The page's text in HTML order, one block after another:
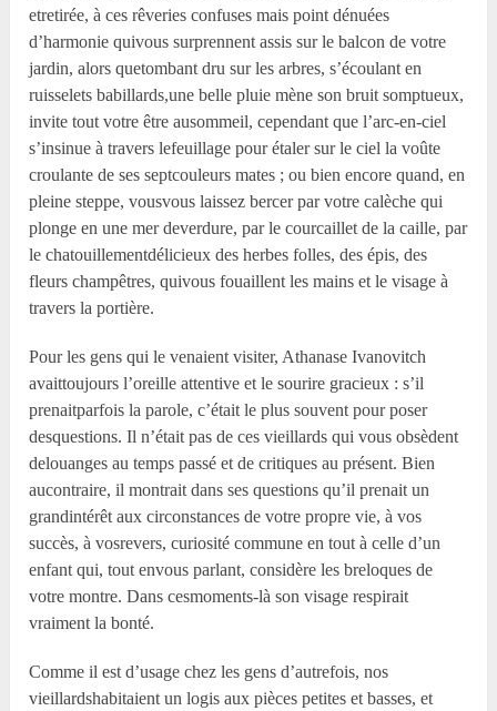
etretirée, à ces rêveries confuses mais point dénuées
d’harmonie quivous surprennent assis sur le balcon de votre
jardin, alors quetombant dru sur les arbres, s’écoulant en
ruisselets babillards,une belle pluie mène son bruit somptueux,
invite tout votre être ausommeil, cependant que l’arc-en-ciel
s’insinue à travers lefeuillage pour étaler sur le ciel la voûte
croulante de ses septcouleurs mates ; ou bien encore quand, en
pleine steppe, vousvous laissez bercer par votre calèche qui
plonge en une mer deverdure, par le courcaillet de la caille, par
le chatouillementdélicieux des herbes folles, des épis, des
fleurs champêtres, quivous fouaillent les mains et le visage à
travers la portière.
Pour les gens qui le venaient visiter, Athanase Ivanovitch
avaittoujours l’oreille attentive et le sourire gracieux : s’il
prenaitparfois la parole, c’était le plus souvent pour poser
desquestions. Il n’était pas de ces vieillards qui vous obsèdent
delouanges au temps passé et de critiques au présent. Bien
aucontraire, il montrait dans ses questions qu’il prenait un
grandintérêt aux circonstances de votre propre vie, à vos
succès, à vosrevers, curiosité commune en tout à celle d’un
enfant qui, tout envous parlant, considère les breloques de
votre montre. Dans cesmoments-là son visage respirait
vraiment la bonté.
Comme il est d’usage chez les gens d’autrefois, nos
vieillardshabitaient un logis aux pièces petites et basses, et